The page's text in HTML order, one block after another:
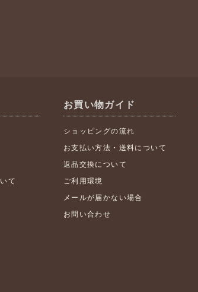
て
お買い物ガイド
ショッピングの流れ
お支払い方法・送料について
返品交換について
ご利用環境
メールが届かない場合
お問い合わせ